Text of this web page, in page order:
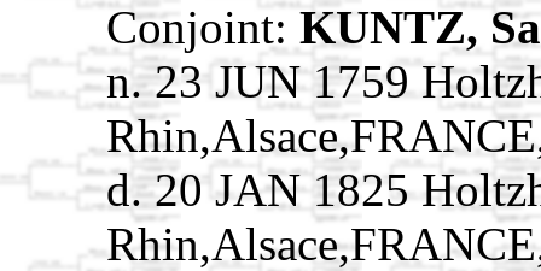
Conjoint: KUNTZ,
n. 23 JUN 1759
d. 20 JAN 1825